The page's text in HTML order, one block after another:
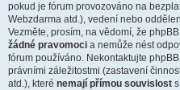
pokud je fórum provozováno na
Webzdarma atd.), vedení nebo
Vezměte, prosím, na vědomí, že
žádné pravomoci a nemůže nést
fórum používáno. Nekontaktujte
právními záležitostmi (zastavení
atd.), které nemají přímou souvislost